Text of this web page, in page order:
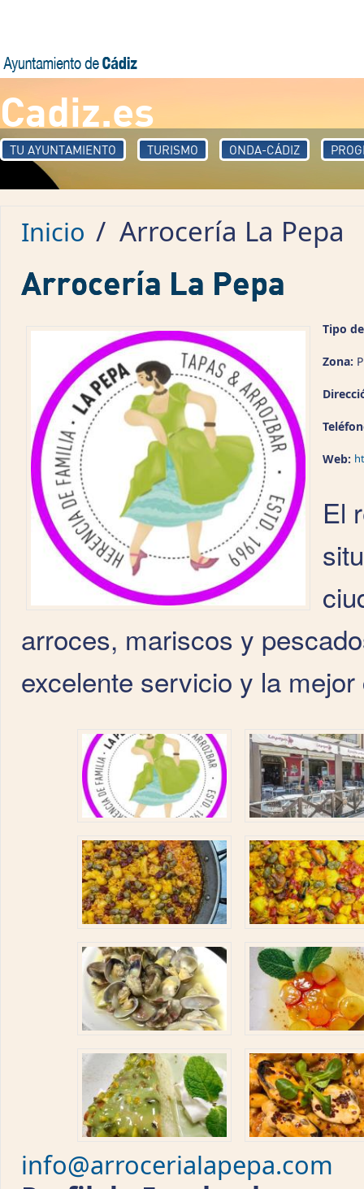
Cadiz.es
TU AYUNTAMIENTO TURISMO ONDA-CÁDIZ
Inicio / Arrocería La Pepa
Arrocería La Pepa
Tipo
Zona:
Web:
El
arroces, mariscos y
excelente servicio y la
info@arrocerialapepa.com